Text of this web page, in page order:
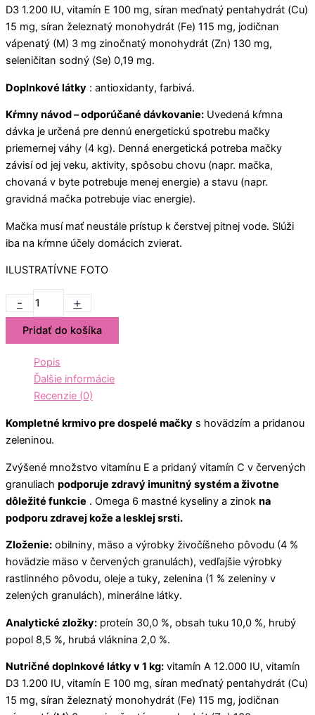
D3 1.200 IU, vitamín E 100 mg, síran meďnatý pentahydrát (Cu)
15 mg, síran železnatý monohydrát (Fe) 115 mg, jodičnan
vápenatý (M) 3 mg zinočnatý monohydrát (Zn) 130 mg,
seleničitan sodný (Se) 0,19 mg.
Doplnkové látky : antioxidanty, farbivá.
Kŕmny návod – odporúčané dávkovanie: Uvedená kŕmna
dávka je určená pre dennú energetickú spotrebu mačky
priemernej váhy (4 kg). Denná energetická potreba mačky
závisí od jej veku, aktivity, spôsobu chovu (napr. mačka,
chovaná v byte potrebuje menej energie) a stavu (napr.
gravidná mačka potrebuje viac energie).
Mačka musí mať neustále prístup k čerstvej pitnej vode. Slúži
iba na kŕmne účely domácich zvierat.
ILUSTRATÍVNE FOTO
- +
Pridať do košíka
Popis
Ďalšie informácie
Recenzie (0)
Kompletné krmivo pre dospelé mačky s hovädzím a pridanou
zeleninou.
Zvýšené množstvo vitamínu E a pridaný vitamín C v červených
granuliach podporuje zdravý imunitný systém a životne
dôležité funkcie . Omega 6 mastné kyseliny a zinok na
podporu zdravej kože a lesklej srsti.
Zloženie: obilniny, mäso a výrobky živočíšneho pôvodu (4 %
hovädzie mäso v červených granulách), vedľajšie výrobky
rastlinného pôvodu, oleje a tuky, zelenina (1 % zeleniny v
zelených granulách), minerálne látky.
Analytické zložky: proteín 30,0 %, obsah tuku 10,0 %, hrubý
popol 8,5 %, hrubá vláknina 2,0 %.
Nutričné doplnkové látky v 1 kg: vitamín A 12.000 IU, vitamín
D3 1.200 IU, vitamín E 100 mg, síran meďnatý pentahydrát (Cu)
15 mg, síran železnatý monohydrát (Fe) 115 mg, jodičnan